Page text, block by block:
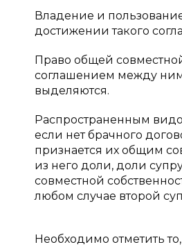
Владение и
достижении такого
Право общей
соглашением между
выделяются.
Распространенным
если нет брачного
признается их общим
из него доли, доли
совместной
любом случае второй
Необходимо отметить